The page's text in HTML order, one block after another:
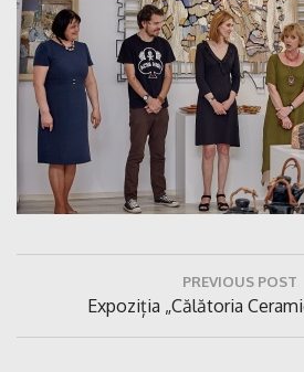
PREVIOUS POST
Previous
Post:
Expoziția „Călătoria